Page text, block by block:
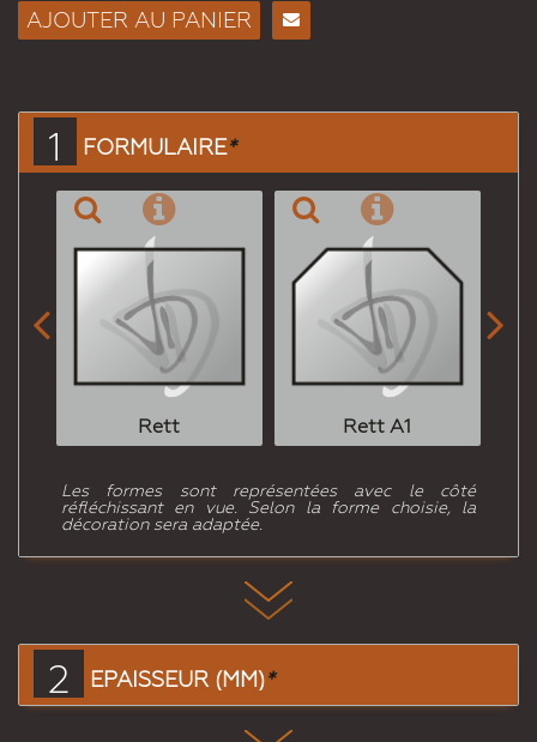
AJOUTER AU PANIER
1 FORMULAIRE*
Rett Rett A1
 
Les formes sont représentées avec le côté
réfléchissant en vue. Selon la forme choisie, la
décoration sera adaptée.
2 EPAISSEUR (MM)*